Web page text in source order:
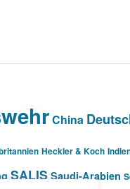
China
Heckler & Koch
SALIS Saudi-Arabien